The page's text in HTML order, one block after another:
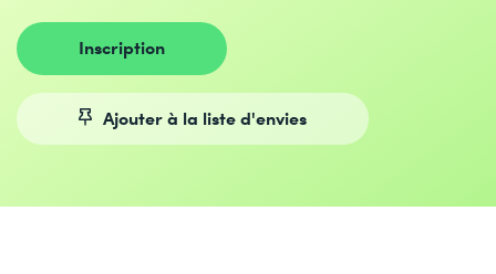
Inscription
Ajouter à la liste d'envies